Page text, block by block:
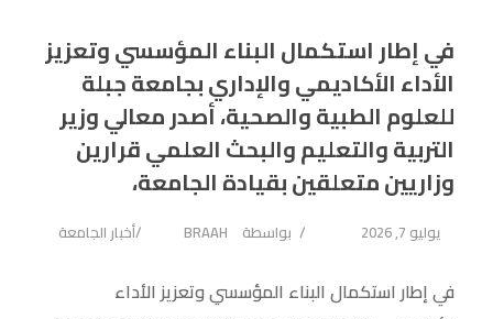
في إطار استكمال البناء المؤسسي وتعزيز
الأداء الأكاديمي والإداري بجامعة جبلة
للعلوم الطبية والصحية، أصدر معالي وزير
التربية والتعليم والبحث العلمي قرارين
وزاريين متعلقين بقيادة الجامعة،
يوليو 7, 2026 بواسطة BRAAH أخبار الجامعة
في إطار استكمال البناء المؤسسي وتعزيز الأداء